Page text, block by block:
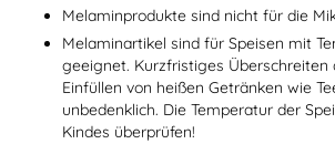
Melaminprodukte sind nicht für die
Melaminartikel sind für Speisen mit
geeignet. Kurzfristiges Überschreiten
Einfüllen von heißen Getränken wie
unbedenklich. Die Temperatur der
Kindes überprüfen!